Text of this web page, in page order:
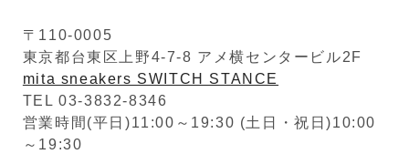
〒110-0005
東京都台東区上野4-7-8 アメ横センタービル2F
mita sneakers SWITCH STANCE
TEL 03-3832-8346
営業時間(平日)11:00～19:30 (土日・祝日)10:00
～19:30